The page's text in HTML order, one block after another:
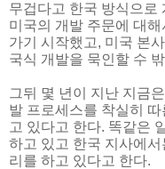
무겁다고 한국 방식으로
미국의 개발 주문에 대
가기 시작했고, 미국 본
국식 개발을 묵인할 수
그뒤 몇 년이 지난 지금
발 프로세스를 착실히
고 있다고 한다. 똑같은
하고 있고 한국 지사에
리를 하고 있다고 한다.